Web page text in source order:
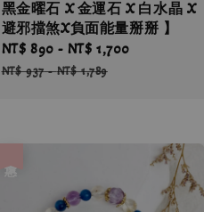
黑金曜石 X 金運石 X 白水晶 X
避邪擋煞X負面能量掰掰 】
Sale
price
NT$ 890 - NT$ 1,700
NT$ 937-NT$ 1,789